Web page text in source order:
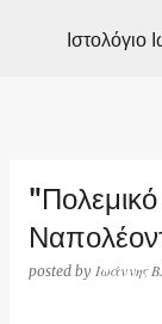
posted by Ιωάννης